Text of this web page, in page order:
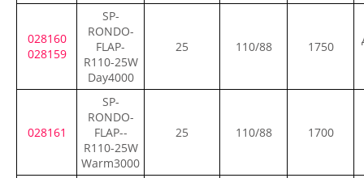
028160
028159
SP-
RONDO-
FLAP-
R110-25W
Day4000
25 110/88 1750
028161
SP-
RONDO-
FLAP--
R110-25W
Warm3000
25 110/88 1700